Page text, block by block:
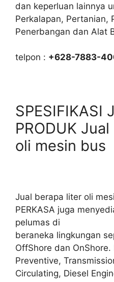
dan keperluan lainnya
Perkalapan, Pertanian,
Penerbangan dan Alat
telpon : +628-7883-
SPESIFIKASI
PRODUK
oli mesin bus
Jual berapa liter oli
PERKASA juga
pelumas di
beraneka lingkungan
OffShore dan
Preventive,
Circulating, Diesel